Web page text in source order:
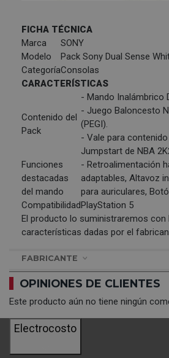
FICHA TÉCNICA
Marca
SONY
Modelo
Pack Sony Dual Sense
CategoríaConsolas
CARACTERÍSTICAS
Contenido del
Pack
- Mando Inalámbrico
- Juego Baloncesto
(PEGI).
- Vale para
Jumpstart de NBA
Funciones
destacadas
del mando
- Retroalimentación
adaptables, Altavoz
para auriculares,
CompatibilidadPlayStation 5
El producto lo suministraremos
características dadas por el
FABRICANTE
OPINIONES DE CLIENTES
Este producto aún no tiene ningún
Electrocosto